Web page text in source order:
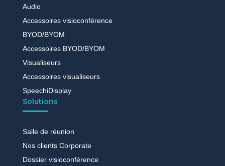
Audio
Accessoires visioconférence
BYOD/BYOM
Accessoires BYOD/BYOM
Visualiseurs
Accessoires visualiseurs
SpeechiDisplay
Solutions
Salle de réunion
Nos clients Corporate
Dossier visioconférence